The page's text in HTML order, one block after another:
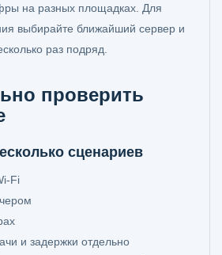
на разных площадках. Для
выбирайте ближайший сервер и
раз подряд.
проверить
сценариев
Fi
и задержки отдельно